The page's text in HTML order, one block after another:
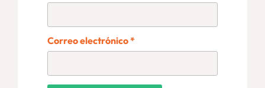
Correo electrónico*